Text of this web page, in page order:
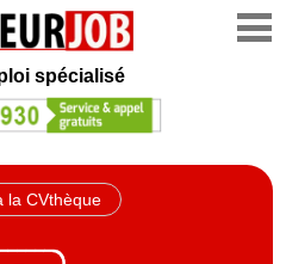
spécialisé
la CVthèque